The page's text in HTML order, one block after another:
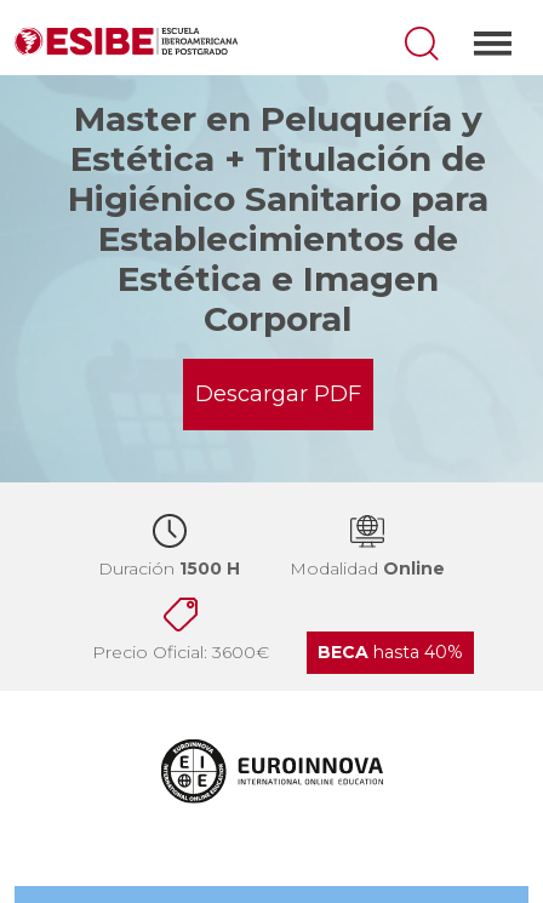
Master en Peluquería y
Estética + Titulación de
Higiénico Sanitario para
Establecimientos de
Estética e Imagen
Corporal
Descargar PDF
Duración 1500 H Modalidad Online
Precio Oficial: 3600€ BECAhasta 40%